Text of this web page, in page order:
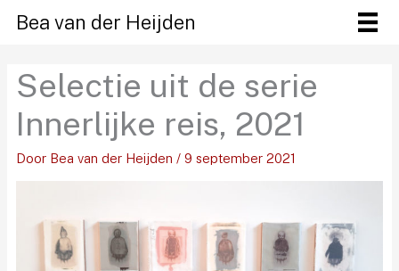
naar
inhoud
Bea van der Heijden
Selectie uit de serie
Innerlijke reis, 2021
Door Bea van der Heijden / 9 september 2021